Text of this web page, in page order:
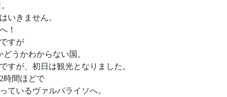
いきません。
！
すが
うかわからない国。
すが、初日は観光となりました。
時間ほどで
ているヴァルパライソへ。